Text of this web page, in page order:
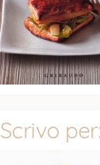
Scrivo per: